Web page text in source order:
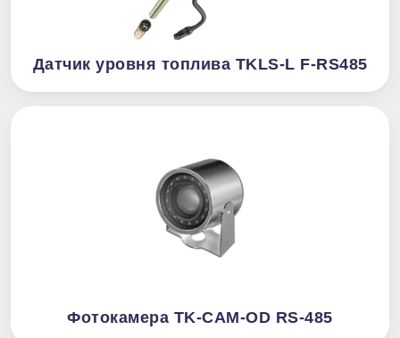
Датчик уровня топлива TKLS-L F-RS485
Фотокамера TK-CAM-OD RS-485